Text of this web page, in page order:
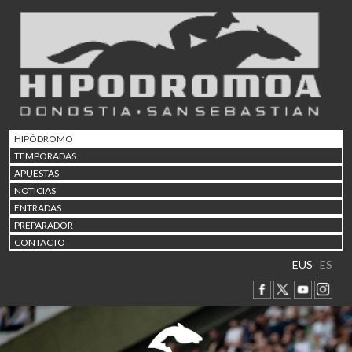
HIPÓDROMO
TEMPORADAS
APUESTAS
NOTICIAS
ENTRADAS
PREPARADOR
CONTACTO
EUS ES
02/08 17:30 Abuztuaren 2a / 2 de
Abuztuaren 9a / 9 de
12/08 12:08 Abuztaren 12a / 12 de
15/08 17:05 Abuztuaren 15a / 15 de
23/08 17:30 Abuztuaren 23a / 23 de
30/08 17:30 Abuztuaren 30a / 30 de
02/09 11:15
06/09 17:30 Irailaren 6a / 6 de
Irailaren 13a / 13 de
30/09 11:30 Irailaren 30a / 30 de